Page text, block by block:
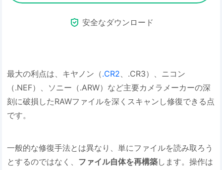
 安全なダウンロード
最大の利点は、キヤノン（.CR2、.CR3）、ニコン
（.NEF）、ソニー（.ARW）など主要カメラメーカーの深
刻に破損したRAWファイルを深くスキャンし修復できる点
です。
一般的な修復手法とは異なり、単にファイルを読み取ろう
とするのではなく、 ファイル自体を再構築します。操作は